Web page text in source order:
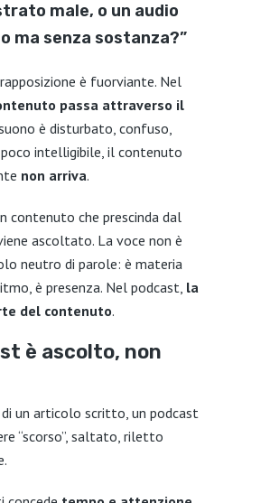
male, o un audio
ma senza sostanza?”
è fuorviante. Nel
passa attraverso il
è disturbato, confuso,
intelligibile, il contenuto
non arriva.
contenuto che prescinda dal
ascoltato. La voce non è
neutro di parole: è materia
è presenza. Nel podcast, la
del contenuto.
è ascolto, non
un articolo scritto, un podcast
“scorso”, saltato, riletto